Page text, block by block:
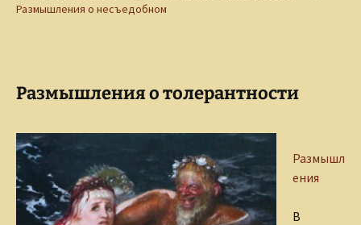
Размышления о несъедобном
Размышления о толерантности
Размышл
ения
В